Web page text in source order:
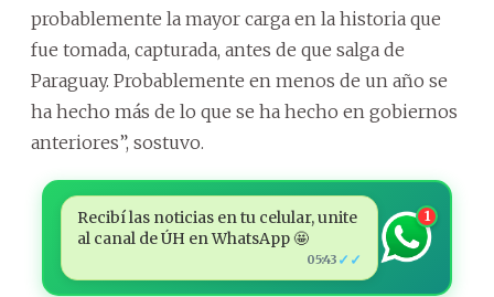
probablemente la mayor carga en la historia que
fue tomada, capturada, antes de que salga de
Paraguay. Probablemente en menos de un año se
ha hecho más de lo que se ha hecho en gobiernos
anteriores”, sostuvo.
Recibí las noticias en tu celular, unite
al canal de ÚH en WhatsApp 🤩
05:43 ✓✓
1